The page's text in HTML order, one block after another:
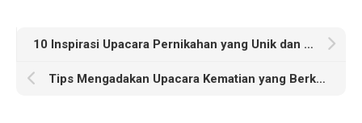
10 Inspirasi Upacara Pernikahan yang Unik dan Berkesan
Tips Mengadakan Upacara Kematian yang Berkesan dan Beradab